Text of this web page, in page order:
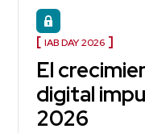
IAB DAY 2026
El
digital
2026